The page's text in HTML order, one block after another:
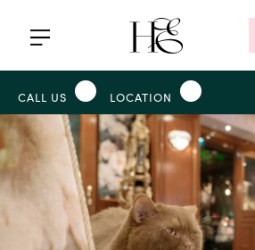
CALL US LOCATION